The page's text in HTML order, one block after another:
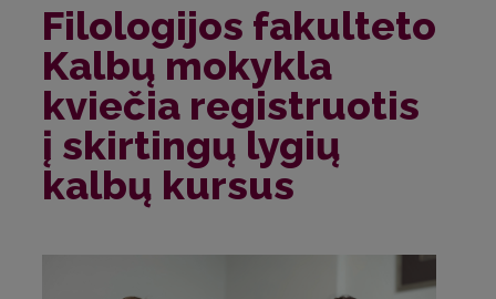
Filologijos fakulteto
Kalbų mokykla
kviečia registruotis
į skirtingų lygių
kalbų kursus